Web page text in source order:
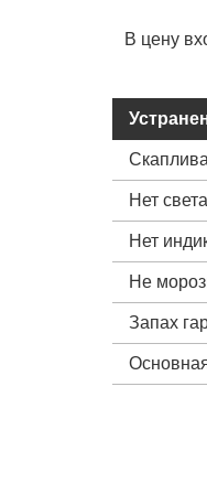
В цену
Нет
Нет
Не
Запах